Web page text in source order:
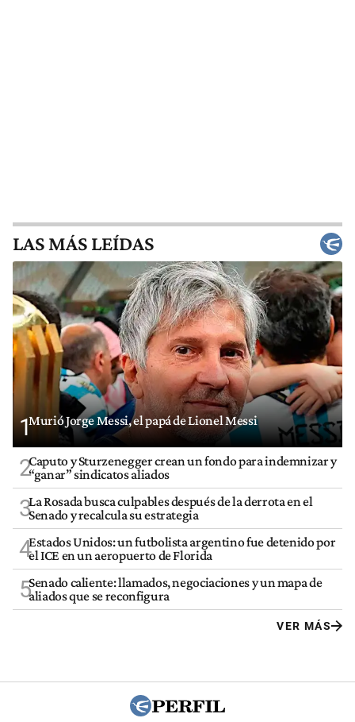
LAS MÁS LEÍDAS
1Murió Jorge Messi, el papá de Lionel Messi
2Caputo y Sturzenegger crean un fondo para indemnizar y
“ganar” sindicatos aliados
3La Rosada busca culpables después de la derrota en el
Senado y recalcula su estrategia
4Estados Unidos: un futbolista argentino fue detenido por
el ICE en un aeropuerto de Florida
5Senado caliente: llamados, negociaciones y un mapa de
aliados que se reconfigura
VER MÁS